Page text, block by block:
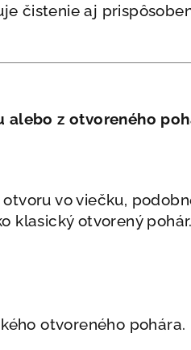
čistenie aj
alebo z otvoreného
vo viečku,
klasický otvorený
otvoreného pohára.